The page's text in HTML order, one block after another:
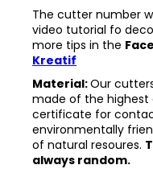
The cutter number
video tutorial fo
more tips in the
Kreatif
Material:Our
made of the highest
certificate for
environmentally
of natural resoures.
always random.